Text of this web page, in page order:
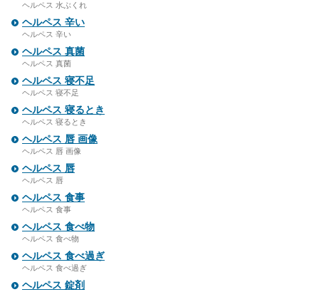
ヘルペス 水ぶくれ
ヘルペス 辛い
ヘルペス 辛い
ヘルペス 真菌
ヘルペス 真菌
ヘルペス 寝不足
ヘルペス 寝不足
ヘルペス 寝るとき
ヘルペス 寝るとき
ヘルペス 唇 画像
ヘルペス 唇 画像
ヘルペス 唇
ヘルペス 唇
ヘルペス 食事
ヘルペス 食事
ヘルペス 食べ物
ヘルペス 食べ物
ヘルペス 食べ過ぎ
ヘルペス 食べ過ぎ
ヘルペス 錠剤